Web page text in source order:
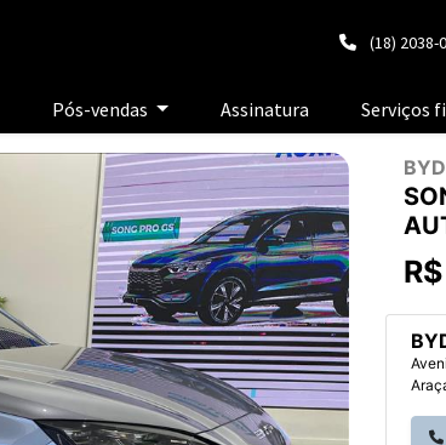
(18) 2038-
Pós-vendas Assinatura Serviços
BYD